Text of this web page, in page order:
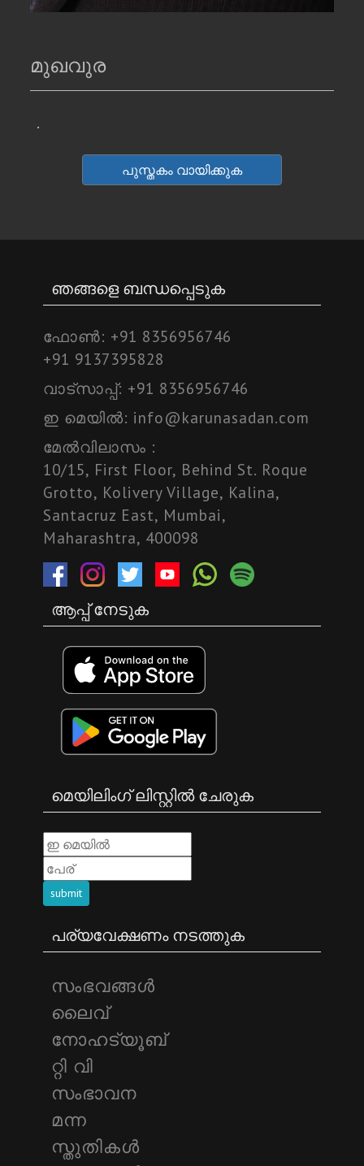
മുഖവുര
.
പുസ്തകം വായിക്കുക
ഞങ്ങളെ ബന്ധപ്പെടുക
ഫോണ്‍: +91 8356956746
+91 9137395828
വാട്സാപ്പ്: +91 8356956746
ഇ മെയില്‍: info@karunasadan.com
മേല്‍വിലാസം :
10/15, First Floor, Behind St. Roque
Grotto, Kolivery Village, Kalina,
Santacruz East, Mumbai,
Maharashtra, 400098
ആപ്പ് നേടുക
മെയിലിംഗ് ലിസ്റ്റിൽ ചേരുക
submit
പര്യവേക്ഷണം നടത്തുക
സംഭവങ്ങള്‍
ലൈവ്
നോഹട്യൂബ്
റ്റി വി
സംഭാവന
മന്ന
സ്തുതികള്‍